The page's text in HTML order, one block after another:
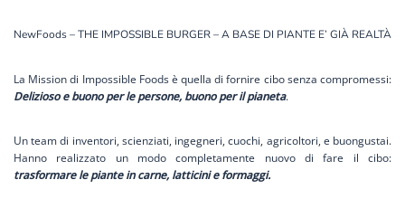
NewFoods – THE IMPOSSIBLE BURGER – A BASE DI PIANTE E’ GIÀ REALTÀ
La Mission di Impossible Foods è quella di fornire cibo senza compromessi:
Delizioso e buono per le persone, buono per il pianeta.
Un team di inventori, scienziati, ingegneri, cuochi, agricoltori, e buongustai.
Hanno realizzato un modo completamente nuovo di fare il cibo:
trasformare le piante in carne, latticini e formaggi.